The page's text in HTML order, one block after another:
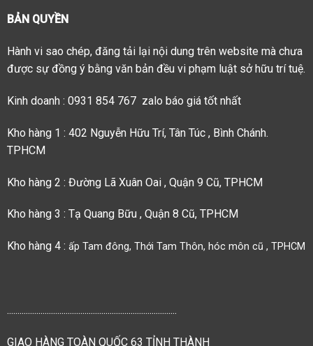
BẢN QUYỀN
Hành vi sao chép, đăng tải lại nội dung trên website mà chưa
được sự đồng ý bằng văn bản đều vi phạm luật sở hữu trí tuệ.
Kinh doanh : 0931 854 767 zalo báo giá tốt nhất
Kho hàng 1 : 402 Nguyễn Hữu Trí, Tân Túc , Bình Chánh.
TPHCM
Kho hàng 2 : Đường Lã Xuân Oai , Quận 9 Cũ, TPHCM
Kho hàng 3 : Tạ Quang Bữu , Quận 8 Cũ, TPHCM
Kho hàng 4 : ấp Tam đông, Thới Tam Thôn, hóc môn cũ , TPHCM
.................................................................................
GIAO HÀNG TOÀN QUỐC 63 TỈNH THÀNH